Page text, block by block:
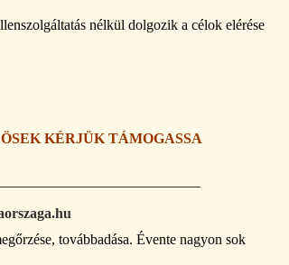
nélkül dolgozik a célok elérése
KÉRJÜK TÁMOGASSA
továbbadása. Évente nagyon sok